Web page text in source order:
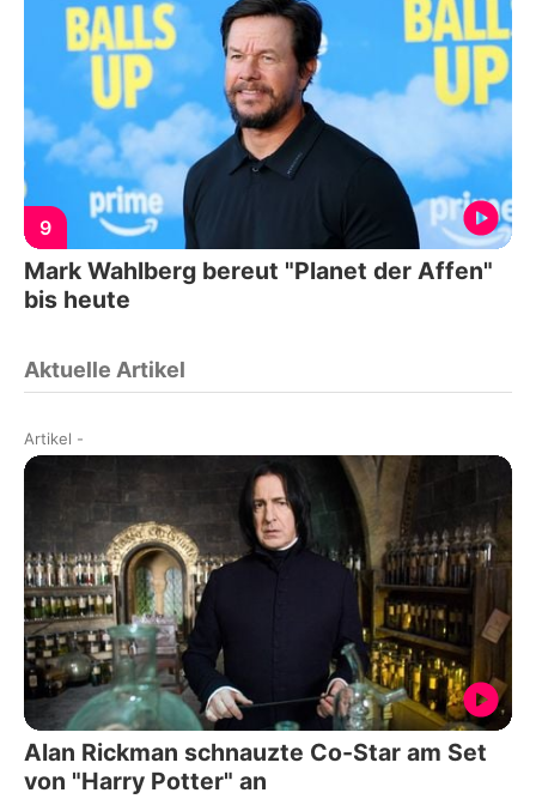
9
Mark Wahlberg bereut "Planet der Affen"
bis heute
Aktuelle Artikel
Artikel -
Alan Rickman schnauzte Co-Star am Set
von "Harry Potter" an